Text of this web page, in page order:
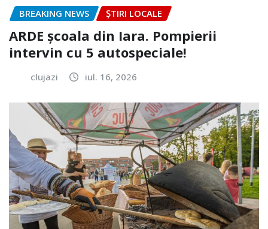
BREAKING NEWS ȘTIRI LOCALE
ARDE școala din Iara. Pompierii
intervin cu 5 autospeciale!
clujazi iul. 16, 2026